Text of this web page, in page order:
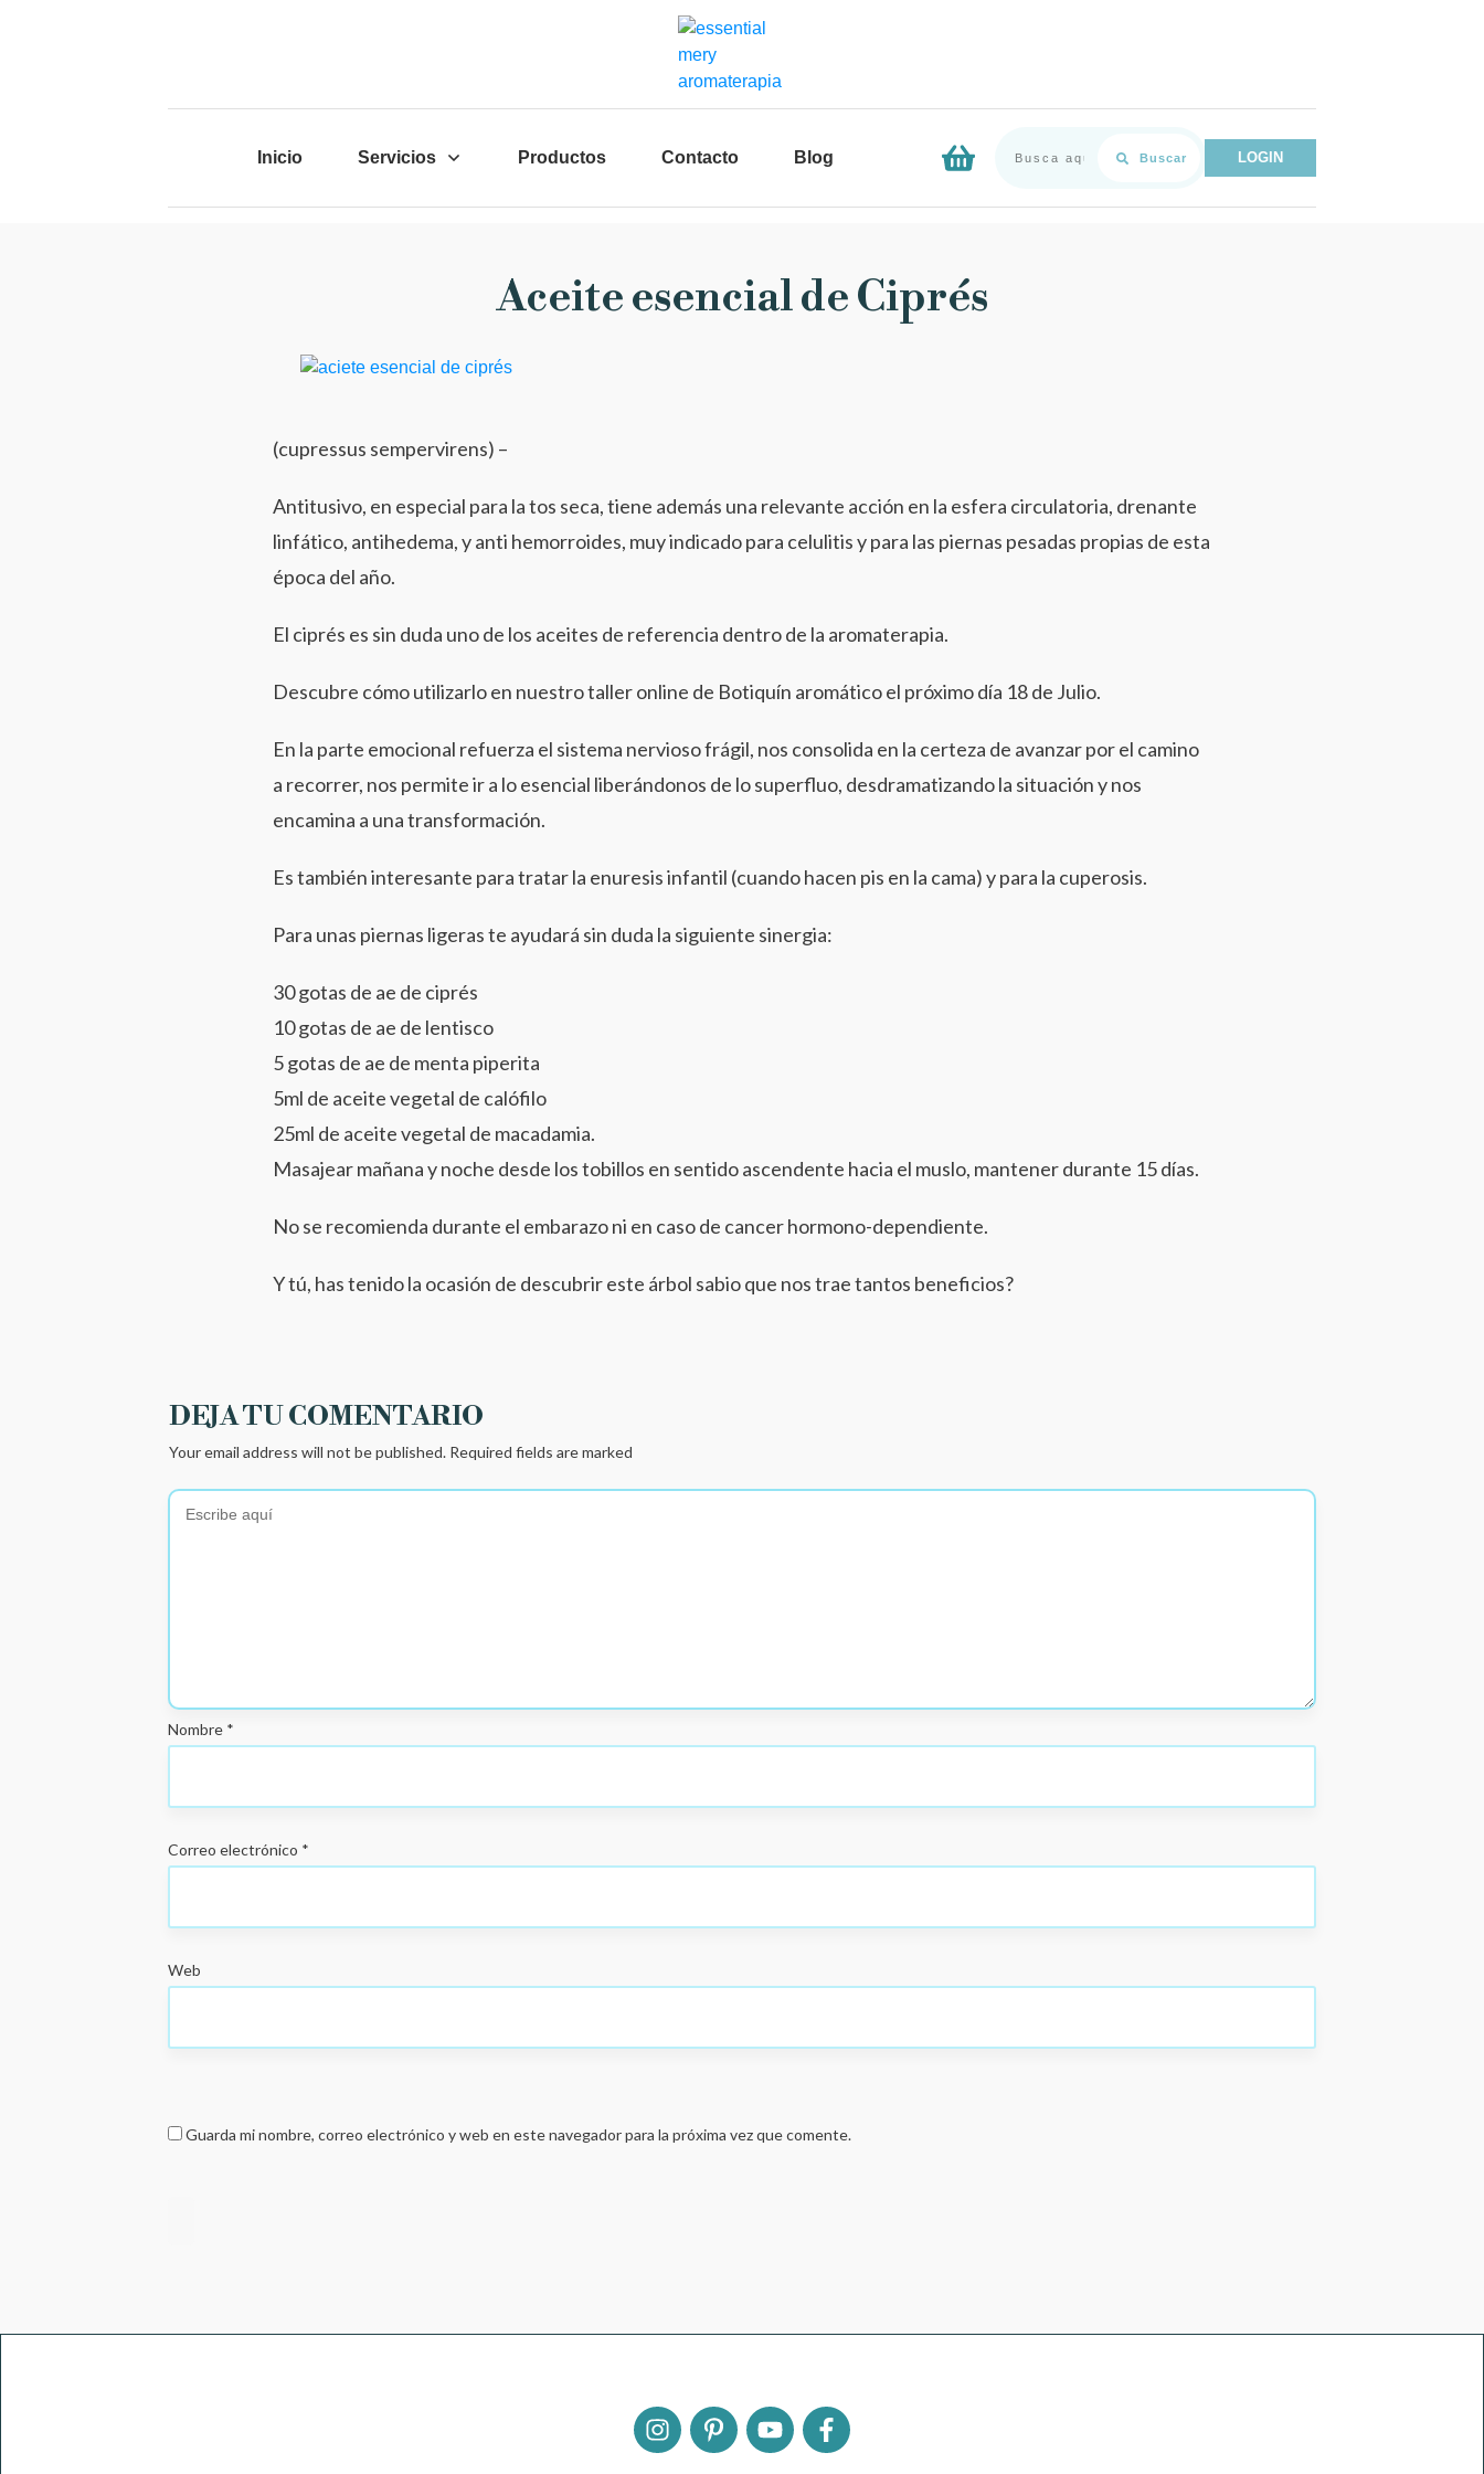
Inicio Servicios Productos Contacto Blog Buscar LOGIN
Aceite esencial de Ciprés
(cupressus sempervirens) –
Antitusivo, en especial para la tos seca, tiene además una relevante acción en la esfera circulatoria, drenante
linfático, antihedema, y anti hemorroides, muy indicado para celulitis y para las piernas pesadas propias de esta
época del año.
El ciprés es sin duda uno de los aceites de referencia dentro de la aromaterapia.
Descubre cómo utilizarlo en nuestro taller online de Botiquín aromático el próximo día 18 de Julio.
En la parte emocional refuerza el sistema nervioso frágil, nos consolida en la certeza de avanzar por el camino
a recorrer, nos permite ir a lo esencial liberándonos de lo superfluo, desdramatizando la situación y nos
encamina a una transformación.
Es también interesante para tratar la enuresis infantil (cuando hacen pis en la cama) y para la cuperosis.
Para unas piernas ligeras te ayudará sin duda la siguiente sinergia:
30 gotas de ae de ciprés
10 gotas de ae de lentisco
5 gotas de ae de menta piperita
5ml de aceite vegetal de calófilo
25ml de aceite vegetal de macadamia.
Masajear mañana y noche desde los tobillos en sentido ascendente hacia el muslo, mantener durante 15 días.
No se recomienda durante el embarazo ni en caso de cancer hormono-dependiente.
Y tú, has tenido la ocasión de descubrir este árbol sabio que nos trae tantos beneficios?
DEJA TU COMENTARIO
Your email address will not be published. Required fields are marked
Nombre *
Correo electrónico *
Web
Guarda mi nombre, correo electrónico y web en este navegador para la próxima vez que comente.